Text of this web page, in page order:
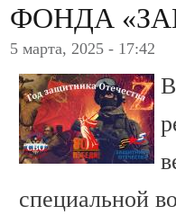
ФОНДА
5 марта, 2025 - 17:42
специальной